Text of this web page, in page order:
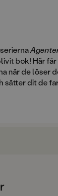
bok! Här
när de löser
sätter dit de
inte en